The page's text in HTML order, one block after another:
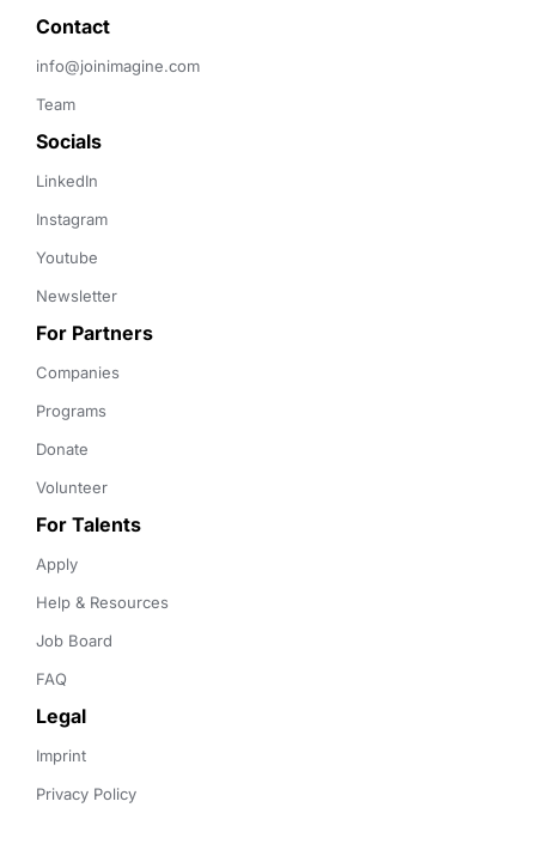
Contact
info@joinimagine.com
Team
Socials
LinkedIn
Instagram
Youtube
Newsletter
For Partners
Companies
Programs
Donate
Volunteer
For Talents
Apply
Help & Resources
Job Board
FAQ
Legal
Imprint
Privacy Policy